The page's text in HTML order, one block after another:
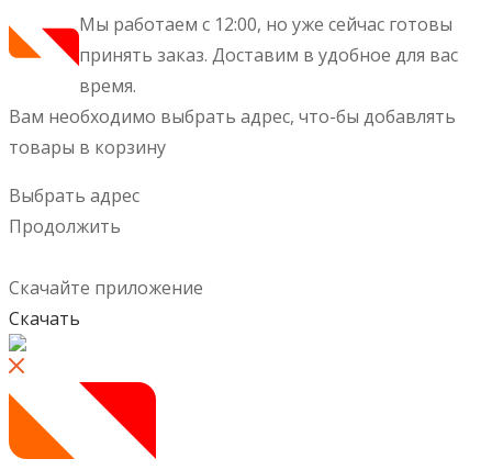
Мы работаем с 12:00, но уже сейчас готовы
принять заказ.Доставим в удобное для вас
время.
Вам необходимо выбрать адрес, что-бы добавлять
товары в корзину
Выбрать адрес
Продолжить
Скачайте приложение
Скачать